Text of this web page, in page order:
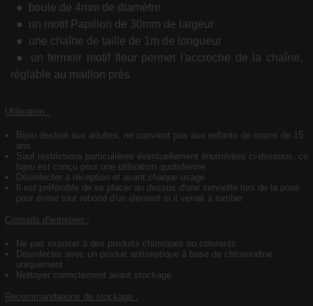
boule de 4mm de diamètre
un motif Papillon de 30mm de largeur
une chaîne de taille de 1m de longueur
un fermoir motif fleur permet l'accroche de la chaîne,
réglable au maillon près
Utilisation :
Bijou destiné aux adultes, ne convient pas aux enfants de moins de 15
ans
Sauf restrictions particulières éventuellement énumérées ci-dessous, ce
bijou est conçu pour une utilisation quotidienne
Désinfecter à réception et avant chaque usage
Il est préférable de se placer au dessus d'une serviette lors de la pose
pour éviter tout rebond d'un élément si il venait à tomber
Conseils d'entretien :
Ne pas exposer à des produits chimiques ou colorants
Désinfecter avec un produit antiseptique à base de chlorexidine
uniquement
Nettoyer correctement avant stockage
Recommandations de stockage :